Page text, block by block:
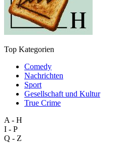
Top Kategorien
Comedy
Nachrichten
Sport
Gesellschaft und Kultur
True Crime
A - H
I - P
Q - Z